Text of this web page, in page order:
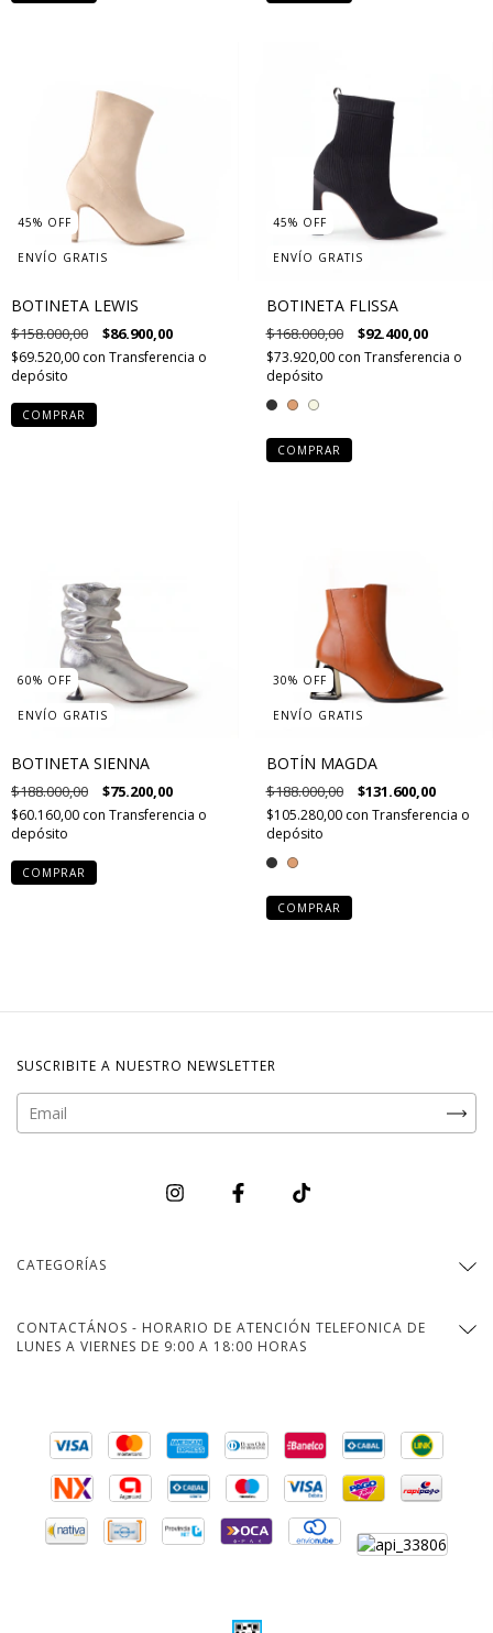
45% OFF
ENVÍO GRATIS
BOTINETA LEWIS
$158.000,00 $86.900,00
$69.520,00 con Transferencia o
depósito
COMPRAR
45% OFF
ENVÍO GRATIS
BOTINETA FLISSA
$168.000,00 $92.400,00
$73.920,00 con Transferencia o
depósito
COMPRAR
60% OFF
ENVÍO GRATIS
BOTINETA SIENNA
$188.000,00 $75.200,00
$60.160,00 con Transferencia o
depósito
COMPRAR
30% OFF
ENVÍO GRATIS
BOTÍN MAGDA
$188.000,00 $131.600,00
$105.280,00 con Transferencia o
depósito
COMPRAR
SUSCRIBITE A NUESTRO NEWSLETTER
CATEGORÍAS
CONTACTÁNOS - HORARIO DE ATENCIÓN TELEFONICA DE
LUNES A VIERNES DE 9:00 A 18:00 HORAS